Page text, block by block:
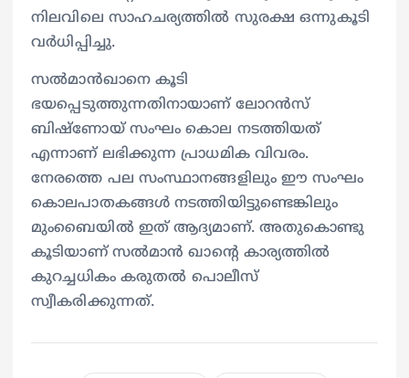
നിലവിലെ സാഹചര്യത്തില്‍ സുരക്ഷ ഒന്നുകൂടി
വര്‍ധിപ്പിച്ചു.
സല്‍മാന്‍ഖാനെ കൂടി
ഭയപ്പെടുത്തുന്നതിനായാണ് ലോറന്‍സ്
ബിഷ്‌ണോയ് സംഘം കൊല നടത്തിയത്
എന്നാണ് ലഭിക്കുന്ന പ്രാധമിക വിവരം.
നേരത്തെ പല സംസ്ഥാനങ്ങളിലും ഈ സംഘം
കൊലപാതകങ്ങള്‍ നടത്തിയിട്ടുണ്ടെങ്കിലും
മുംബൈയില്‍ ഇത് ആദ്യമാണ്. അതുകൊണ്ടു
കൂടിയാണ് സല്‍മാന്‍ ഖാന്റെ കാര്യത്തില്‍
കുറച്ചധികം കരുതല്‍ പൊലീസ്
സ്വീകരിക്കുന്നത്.